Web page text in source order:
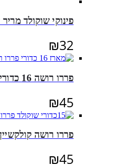
פינוקי שוקולד
₪32
פררו רושה 16 כדורים
₪45
פררו רושה קולקשיין 15 כדורים ב-3 טעמים
₪45